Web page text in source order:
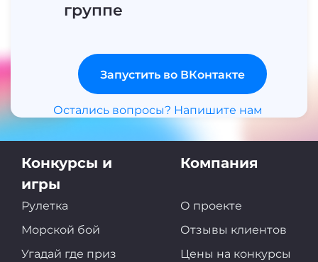
группе
Запустить во ВКонтакте
Остались вопросы? Напишите нам
Конкурсы и
игры
Рулетка
Морской бой
Угадай где приз
Компания
О проекте
Отзывы клиентов
Цены на конкурсы